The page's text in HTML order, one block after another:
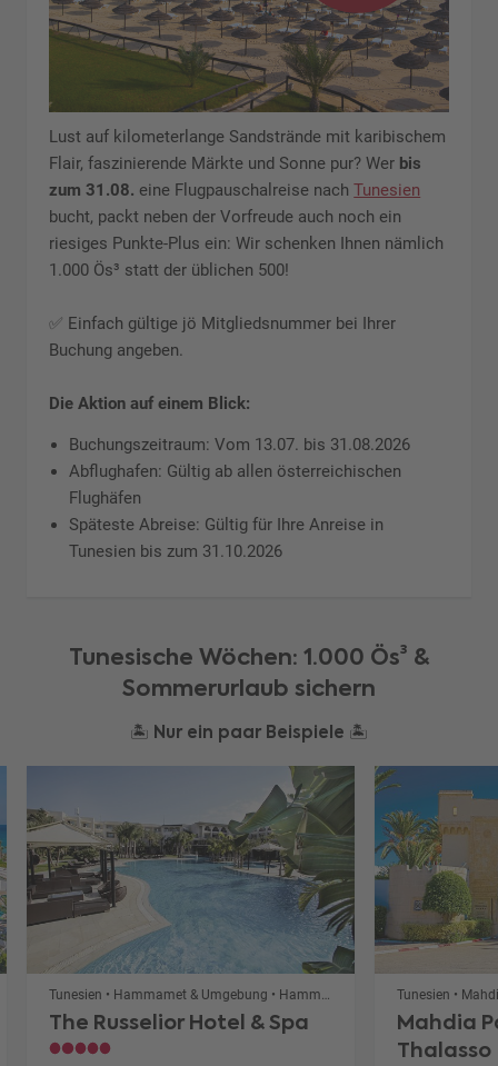
Lust auf kilometerlange Sandstrände mit karibischem
Flair, faszinierende Märkte und Sonne pur? Wer bis
zum 31.08. eine Flugpauschalreise nachTunesien
bucht, packt neben der Vorfreude auch noch ein
riesiges Punkte-Plus ein: Wir schenken Ihnen nämlich
1.000 Ös³ statt der üblichen 500!
✅ Einfach gültige jö Mitgliedsnummer bei Ihrer
Buchung angeben.
Die Aktion auf einem Blick:
Buchungszeitraum: Vom 13.07. bis 31.08.2026
Abflughafen: Gültig ab allen österreichischen
Flughäfen
Späteste Abreise: Gültig für Ihre Anreise in
Tunesien bis zum 31.10.2026
Tunesische Wöchen: 1.000 Ös³ &
Sommerurlaub sichern
🏝️ Nur ein paar Beispiele 🏝️
Tunesien • Hammamet & Umgebung • Hammamet
The Russelior Hotel & Spa
Tunesien •
Mahdia
Thalasso